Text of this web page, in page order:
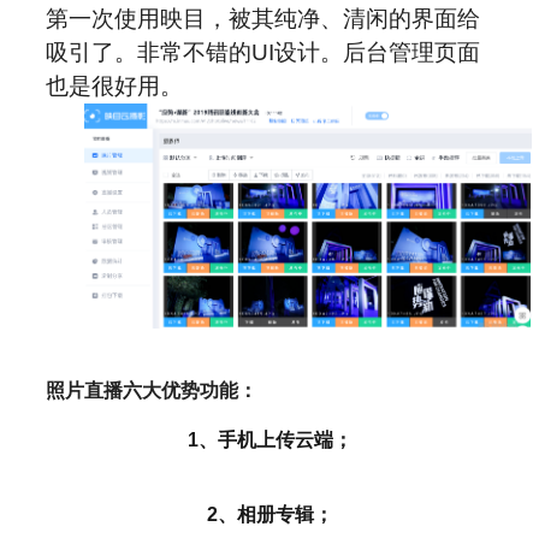
第一次使用映目，被其纯净、清闲的界面给
吸引了。非常不错的UI设计。后台管理页面
也是很好用。
照片直播六大优势功能：
1、手机上传云端；
2、相册专辑；